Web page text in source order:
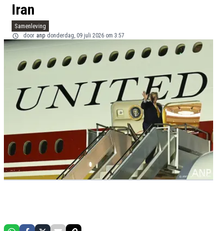
Iran
Samenleving
door anp donderdag, 09 juli 2026 om 3:57